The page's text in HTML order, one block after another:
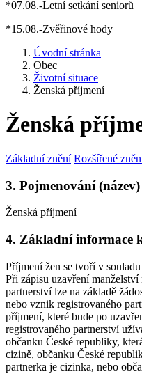
*07.08.-Letní setkání seniorů
*15.08.-Zvěřinové hody
Úvodní stránka
Obec
Životní situace
Ženská příjmení
Ženská
Základní znění Rozšířené
3. Pojmenování
Ženská příjmení
4. Základní informace
Příjmení žen se tvoří v
Při zápisu uzavření
partnerství lze na základě
nebo vznik registrovaného
příjmení, které bude po
registrovaného partnerství
občanku České republiky,
cizině, občanku České
partnerka je cizinka, nebo